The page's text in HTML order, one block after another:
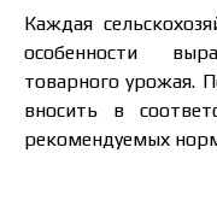
Каждая
особенности
товарного урожая.
вносить в
рекомендуемых